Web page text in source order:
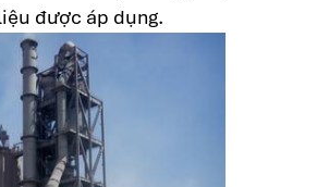
được áp dụng.